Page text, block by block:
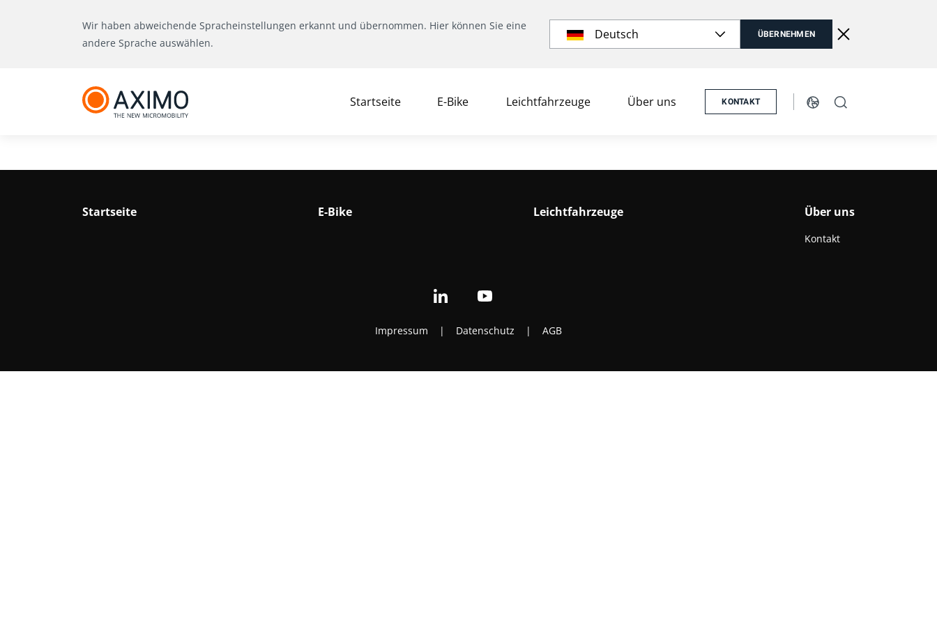
Wir haben abweichende Spracheinstellungen erkannt und übernommen. Hier können Sie eine
andere Sprache auswählen.
Deutsch ÜBERNEHMEN
Startseite E-Bike Leichtfahrzeuge Über uns KONTAKT
Startseite E-Bike Leichtfahrzeuge Über uns
Kontakt
Impressum | Datenschutz | AGB